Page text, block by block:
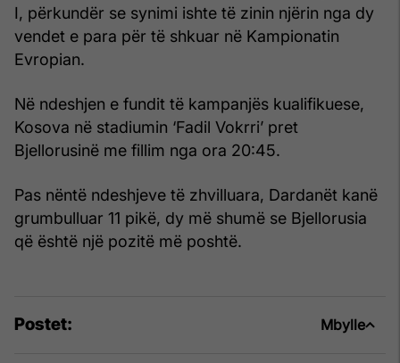
I, përkundër se synimi ishte të zinin njërin nga dy
vendet e para për të shkuar në Kampionatin
Evropian.
Në ndeshjen e fundit të kampanjës kualifikuese,
Kosova në stadiumin ‘Fadil Vokrri’ pret
Bjellorusinë me fillim nga ora 20:45.
Pas nëntë ndeshjeve të zhvilluara, Dardanët kanë
grumbulluar 11 pikë, dy më shumë se Bjellorusia
që është një pozitë më poshtë.
Postet: Mbylle